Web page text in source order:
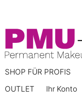
SHOP FÜR PROFIS
OUTLET
Ihr Konto